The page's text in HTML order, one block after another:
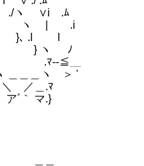
./ヽ ∨i .ﾑ
ｲi / ヽ | .i
/ }､ .l l
i i } ヽ ﾉ
.ﾏ--≦＿
ヽ ＞ '
／＿.ﾏ
´｀ マ.}